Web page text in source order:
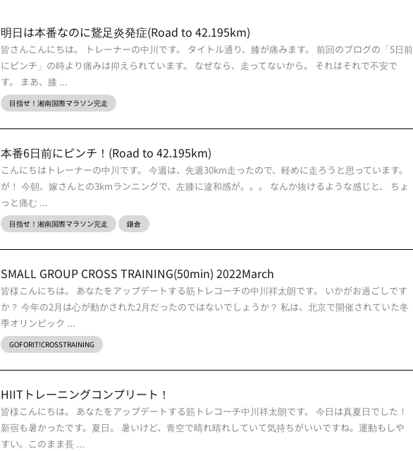
明日は本番なのに鵞足炎発症(Road to 42.195km)
皆さんこんにちは。 トレーナーの中川です。 タイトル通り、膝が痛みます。 前回のブログの「5日前
にピンチ」の時より痛みは抑えられています。 なぜなら、走ってないから。 それはそれで不安で
す。 まあ、膝 ...
目指せ！湘南国際マラソン完走
本番6日前にピンチ！(Road to 42.195km)
こんにちはトレーナーの中川です。 今週は、先週30km走ったので、軽めに走ろうと思っています。
が！ 今朝、嫁さんとの3kmランニングで、左膝に違和感が。。。 なんか抜けるような感じと、 ちょ
っと痛む ...
目指せ！湘南国際マラソン完走 鎌倉
SMALL GROUP CROSS TRAINING(50min) 2022March
皆様こんにちは。 あなたをアップデートする筋トレコーチの中川祥太朗です。 いかがお過ごしです
か？ 今年の2月は心が動かされた2月だったのではないでしょうか？ 私は、北京で開催されていた冬
季オリンピック ...
GOFORIT!CROSSTRAINING
HIITトレーニングコンプリート！
皆様こんにちは。 あなたをアップデートする筋トレコーチ中川祥太朗です。 今日は真夏日でした！
新宿も暑かったです。夏日。 暑いけど、青空で晴れ晴れしていて気持ちがいいですね。運動もしや
すい。このまま長 ...